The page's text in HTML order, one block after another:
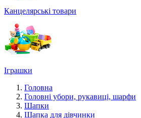
Канцелярські товари
Іграшки
Головна
Головні убори, рукавиці, шарфи
Шапки
Шапка для дівчинки